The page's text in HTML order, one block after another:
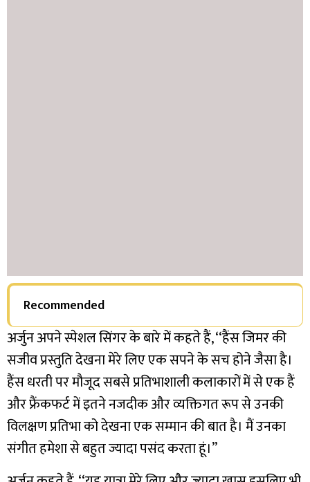
Recommended
अर्जुन अपने स्पेशल सिंगर के बारे में कहते हैं, ‘‘हैंस जिमर की
सजीव प्रस्तुति देखना मेरे लिए एक सपने के सच होने जैसा है।
हैंस धरती पर मौजूद सबसे प्रतिभाशाली कलाकारों में से एक हैं
और फ्रैंकफर्ट में इतने नजदीक और व्यक्तिगत रूप से उनकी
विलक्षण प्रतिभा को देखना एक सम्मान की बात है। मैं उनका
संगीत हमेशा से बहुत ज्यादा पसंद करता हूं।’’